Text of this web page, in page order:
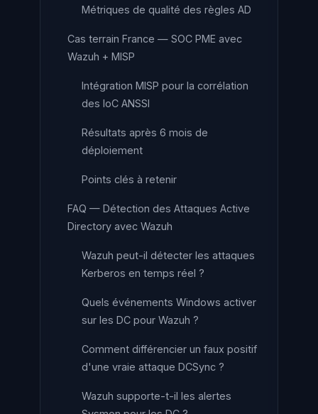
Métriques de qualité des règles AD
Cas terrain France — SOC PME avec
Wazuh + MISP
Intégration MISP pour la corrélation
des IoC ANSSI
Résultats après 6 mois de
déploiement
Points clés à retenir
FAQ — Détection des Attaques Active
Directory avec Wazuh
Wazuh peut-il détecter les attaques
Kerberos en temps réel ?
Quels événements Windows activer
sur les DC pour Wazuh ?
Comment différencier un faux positif
d'une vraie attaque DCSync ?
Wazuh supporte-t-il les alertes